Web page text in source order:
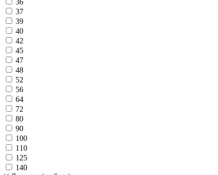
37
39
40
42
45
47
48
52
56
64
72
80
90
100
110
125
140